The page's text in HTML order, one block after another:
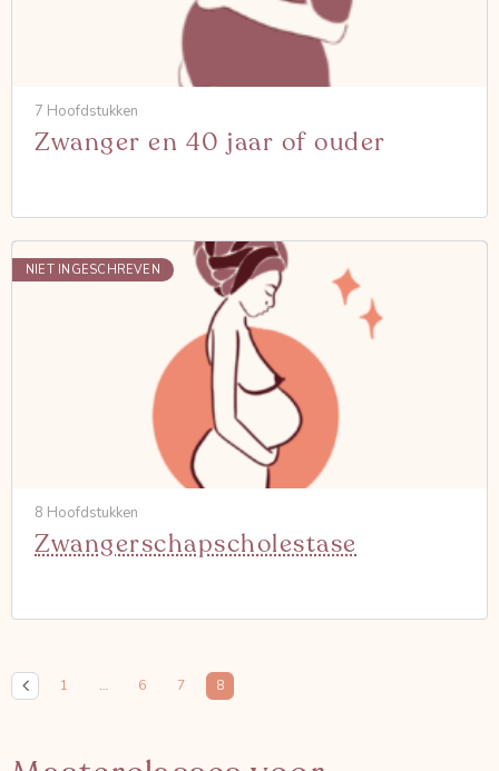
7 Hoofdstukken
Zwanger en 40 jaar of ouder
NIET INGESCHREVEN
8 Hoofdstukken
Zwangerschapscholestase
1 … 6 7 8